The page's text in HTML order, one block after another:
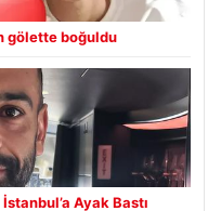
gölette boğuldu
Ayak Bastı